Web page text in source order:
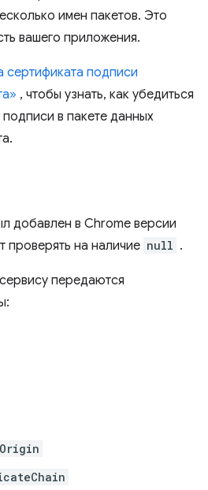
имен пакетов. Это
вашего приложения.
сертификата подписи
, чтобы узнать, как убедиться
в пакете данных
добавлен в Chrome версии
проверять на наличие null .
сервису передаются